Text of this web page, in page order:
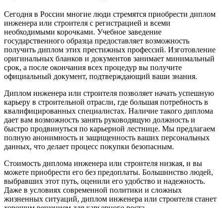
Сегодня в России многие люди стремятся приобрести диплом
инженера или строителя с регистрацией и всеми
необходимыми корочками. Учебное заведение
государственного образца предоставляет возможность
получить диплом этих престижных профессий. Изготовление
оригинальных бланков и документов занимает минимальный
срок, а после окончания всех процедур вы получите
официальный документ, подтверждающий ваши знания.
Диплом инженера или строителя позволяет начать успешную
карьеру в строительной отрасли, где большая потребность в
квалифицированных специалистах. Наличие такого диплома
дает вам возможность занять руководящую должность и
быстро продвинуться по карьерной лестнице. Мы предлагаем
полную анонимность и защищенность ваших персональных
данных, что делает процесс покупки безопасным.
Стоимость диплома инженера или строителя низкая, и вы
можете приобрести его без предоплаты. Большинство людей,
выбравших этот путь, оценили его удобство и надежность.
Даже в условиях современной политики и сложных
жизненных ситуаций, диплом инженера или строителя станет